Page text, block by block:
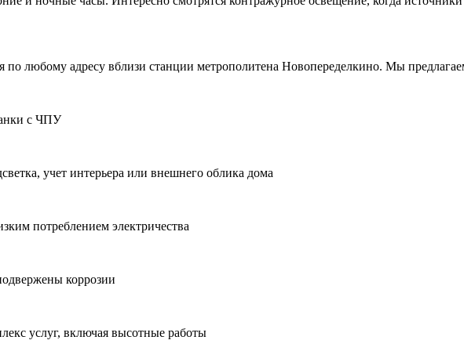
по любому адресу вблизи станции метрополитена Новопеределкино. Мы
с ЧПУ
учет интерьера или внешнего облика дома
потреблением электричества
коррозии
услуг, включая высотные работы